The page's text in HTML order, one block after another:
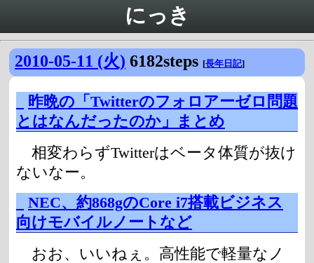
にっき
2010-05-11 (火) 6182steps [長年日記]
昨晩の「Twitterのフォロアーゼロ問題
とはなんだったのか」まとめ
相変わらずTwitterはベータ体質が抜け
ないなー。
NEC、約868gのCore i7搭載ビジネス
向けモバイルノートなど
おお、いいねぇ。高性能で軽量なノ